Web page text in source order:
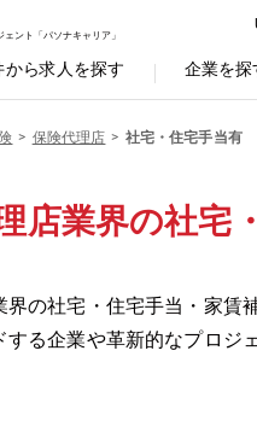
ント「パソナキャリア」
から求人を探す 企業を探
保険代理店 社宅・住宅手当有
店業界の社宅
界の社宅・住宅手当・家賃
する企業や革新的なプロジ